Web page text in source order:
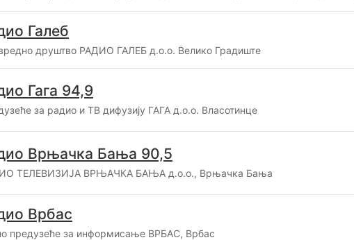
Галеб
друштво РАДИО ГАЛЕБ д.о.о. Велико Градиште
Гага 94,9
за радио и ТВ дифузију ГАГА д.о.о. Власотинце
Врњачка Бања 90,5
ТЕЛЕВИЗИЈА ВРЊАЧКА БАЊА д.о.о., Врњачка Бања
Врбас
предузеће за информисање ВРБАС, Врбас